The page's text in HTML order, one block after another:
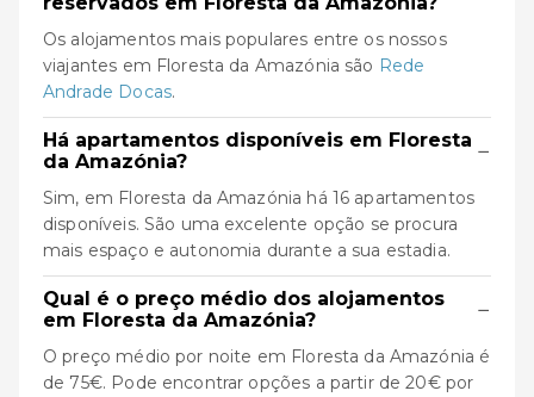
Os alojamentos mais populares entre os nossos
viajantes em Floresta da Amazónia são Rede
Andrade Docas.
Há apartamentos disponíveis em Floresta
da Amazónia?
−
Sim, em Floresta da Amazónia há 16 apartamentos
disponíveis. São uma excelente opção se procura
mais espaço e autonomia durante a sua estadia.
Qual é o preço médio dos alojamentos
em Floresta da Amazónia?
−
O preço médio por noite em Floresta da Amazónia é
de 75€. Pode encontrar opções a partir de 20€ por